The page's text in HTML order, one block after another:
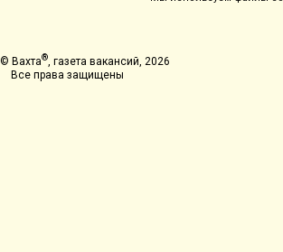
© Вахта® , газета вакансий, 2026
Все права защищены